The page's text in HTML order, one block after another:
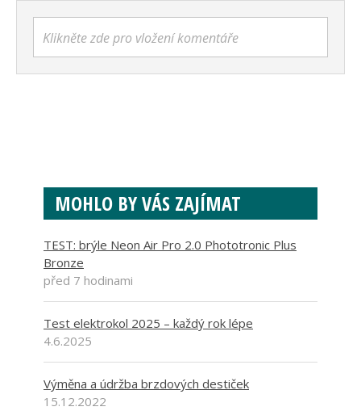
Klikněte zde pro vložení komentáře
MOHLO BY VÁS ZAJÍMAT
TEST: brýle Neon Air Pro 2.0 Phototronic Plus
Bronze
před 7 hodinami
Test elektrokol 2025 – každý rok lépe
4.6.2025
Výměna a údržba brzdových destiček
15.12.2022